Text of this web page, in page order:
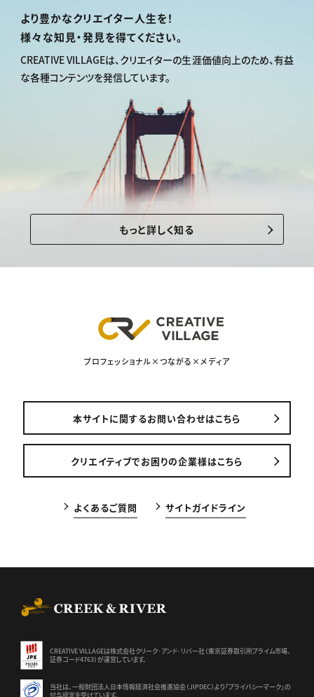
より豊かなクリエイター人生を！
様々な知見・発見を得てください。
CREATIVE VILLAGEは、クリエイターの生涯価値向上のため、有益
な各種コンテンツを発信しています。
もっと詳しく知る
プロフェッショナル×つながる×メディア
本サイトに関するお問い合わせはこちら
クリエイティブでお困りの企業様はこちら
よくあるご質問 サイトガイドライン
CREATIVE VILLAGEは株式会社クリーク･アンド･リバー社（東京証券取引所プライム市場、
証券コード4763）が運営しています。
当社は、一般財団法人日本情報経済社会推進協会（JIPDEC）より 「プライバシーマーク」の